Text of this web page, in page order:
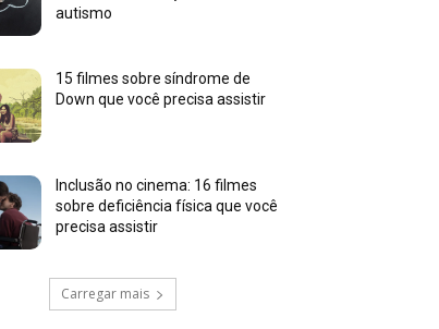
autismo
15 filmes sobre síndrome de
Down que você precisa assistir
Inclusão no cinema: 16 filmes
sobre deficiência física que você
precisa assistir
Carregar mais